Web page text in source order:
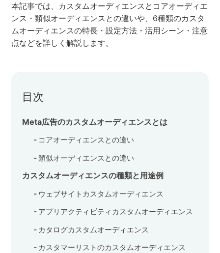
実績・事例
セミナー
お問い合わせ
プライバシーポリシー
本記事では、カスタムオーディエンスとコアオーディエ
ンス・類似オーディエンスとの違いや、6種類のカスタ
ムオーディエンスの特長・設定方法・活用シーン・注意
点などを詳しく解説します。
目次
Meta広告のカスタムオーディエンスとは
コアオーディエンスとの違い
類似オーディエンスとの違い
カスタムオーディエンスの種類と用途例
ウェブサイトカスタムオーディエンス
アプリアクティビティカスタムオーディエンス
カタログカスタムオーディエンス
カスタマーリストのカスタムオーディエンス